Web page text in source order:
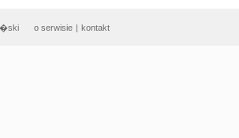
o serwisie | kontakt